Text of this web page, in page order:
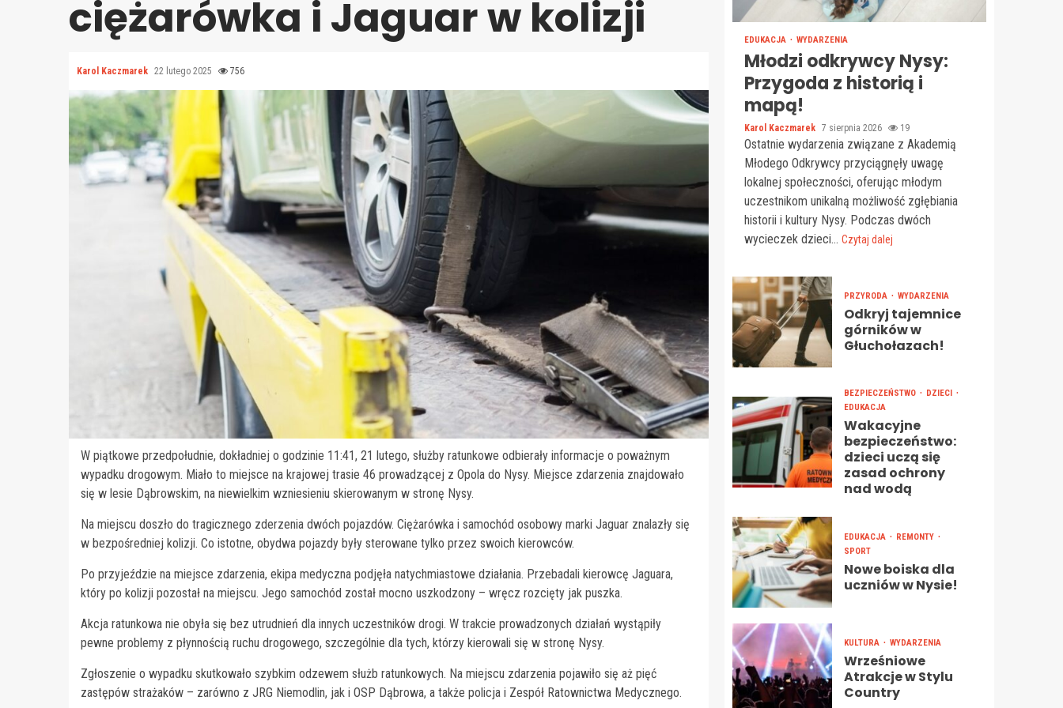
ciężarówka i Jaguar w kolizji
Karol Kaczmarek 22 lutego 2025 756
W piątkowe przedpołudnie, dokładniej o godzinie 11:41, 21 lutego, służby ratunkowe odbierały informacje o poważnym
wypadku drogowym. Miało to miejsce na krajowej trasie 46 prowadzącej z Opola do Nysy. Miejsce zdarzenia znajdowało
się w lesie Dąbrowskim, na niewielkim wzniesieniu skierowanym w stronę Nysy.
Na miejscu doszło do tragicznego zderzenia dwóch pojazdów. Ciężarówka i samochód osobowy marki Jaguar znalazły się
w bezpośredniej kolizji. Co istotne, obydwa pojazdy były sterowane tylko przez swoich kierowców.
Po przyjeździe na miejsce zdarzenia, ekipa medyczna podjęła natychmiastowe działania. Przebadali kierowcę Jaguara,
który po kolizji pozostał na miejscu. Jego samochód został mocno uszkodzony – wręcz rozcięty jak puszka.
Akcja ratunkowa nie obyła się bez utrudnień dla innych uczestników drogi. W trakcie prowadzonych działań wystąpiły
pewne problemy z płynnością ruchu drogowego, szczególnie dla tych, którzy kierowali się w stronę Nysy.
Zgłoszenie o wypadku skutkowało szybkim odzewem służb ratunkowych. Na miejscu zdarzenia pojawiło się aż pięć
zastępów strażaków – zarówno z JRG Niemodlin, jak i OSP Dąbrowa, a także policja i Zespół Ratownictwa Medycznego.
EDUKACJA WYDARZENIA
Młodzi odkrywcy Nysy:
Przygoda z historią i
mapą!
Karol Kaczmarek 7 sierpnia 2026 19
Ostatnie wydarzenia związane z Akademią
Młodego Odkrywcy przyciągnęły uwagę
lokalnej społeczności, oferując młodym
uczestnikom unikalną możliwość zgłębiania
historii i kultury Nysy. Podczas dwóch
wycieczek dzieci... Czytaj dalej
PRZYRODA WYDARZENIA
Odkryj tajemnice
górników w
Głuchołazach!
BEZPIECZEŃSTWO
DZIECI
EDUKACJA
Wakacyjne
bezpieczeństwo:
dzieci uczą się
zasad ochrony
nad wodą
EDUKACJA
REMONTY
SPORT
Nowe boiska dla
uczniów w Nysie!
KULTURA WYDARZENIA
Wrześniowe
Atrakcje w Stylu
Country